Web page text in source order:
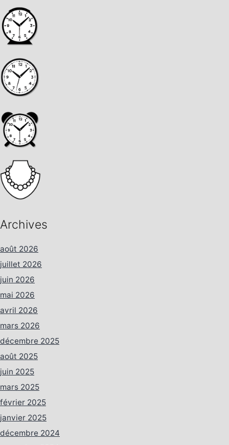
Archives
août 2026
juillet 2026
juin 2026
mai 2026
avril 2026
mars 2026
décembre 2025
août 2025
juin 2025
mars 2025
février 2025
janvier 2025
décembre 2024